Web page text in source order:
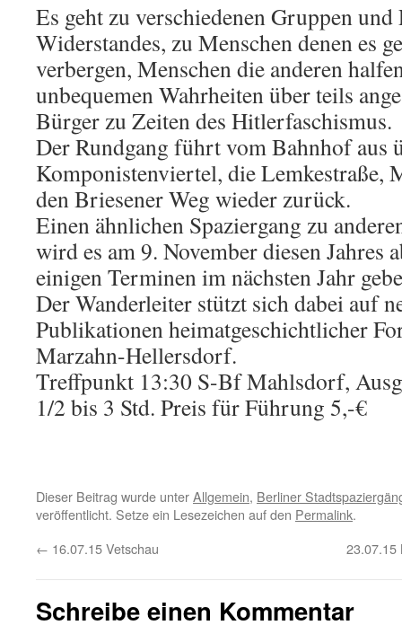
Es geht zu verschiedenen Gruppen und
Widerstandes, zu Menschen denen es
verbergen, Menschen die anderen
unbequemen Wahrheiten über teils
Bürger zu Zeiten des Hitlerfaschismus.
Der Rundgang führt vom Bahnhof aus
Komponistenviertel, die Lemkestraße,
den Briesener Weg wieder zurück.
Einen ähnlichen Spaziergang zu
wird es am 9. November diesen Jahres
einigen Terminen im nächsten Jahr
Der Wanderleiter stützt sich dabei auf
Publikationen heimatgeschichtlicher
Marzahn-Hellersdorf.
Treffpunkt 13:30 S-Bf Mahlsdorf,
1/2 bis 3 Std. Preis für Führung 5,-€
Dieser Beitrag wurde unterAllgemein, Berliner
veröffentlicht. Setze ein Lesezeichen auf den Permalink.
← 16.07.15 Vetschau 23.07.15
Schreibe einen Kommentar